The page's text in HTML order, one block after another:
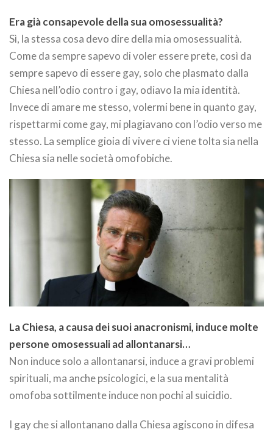
Era già consapevole della sua omosessualità?
Sì, la stessa cosa devo dire della mia omosessualità.
Come da sempre sapevo di voler essere prete, così da
sempre sapevo di essere gay, solo che plasmato dalla
Chiesa nell’odio contro i gay, odiavo la mia identità.
Invece di amare me stesso, volermi bene in quanto gay,
rispettarmi come gay, mi plagiavano con l’odio verso me
stesso. La semplice gioia di vivere ci viene tolta sia nella
Chiesa sia nelle società omofobiche.
La Chiesa, a causa dei suoi anacronismi, induce molte
persone omosessuali ad allontanarsi…
Non induce solo a allontanarsi, induce a gravi problemi
spirituali, ma anche psicologici, e la sua mentalità
omofoba sottilmente induce non pochi al suicidio.
I gay che si allontanano dalla Chiesa agiscono in difesa